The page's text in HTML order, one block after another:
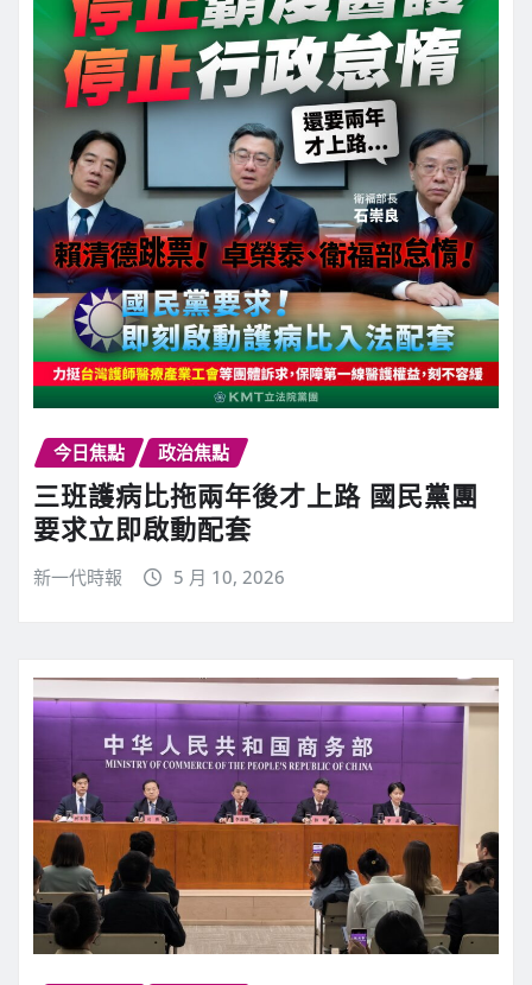
今日焦點 政治焦點
三班護病比拖兩年後才上路 國民黨團
要求立即啟動配套
新一代時報 5 月 10, 2026